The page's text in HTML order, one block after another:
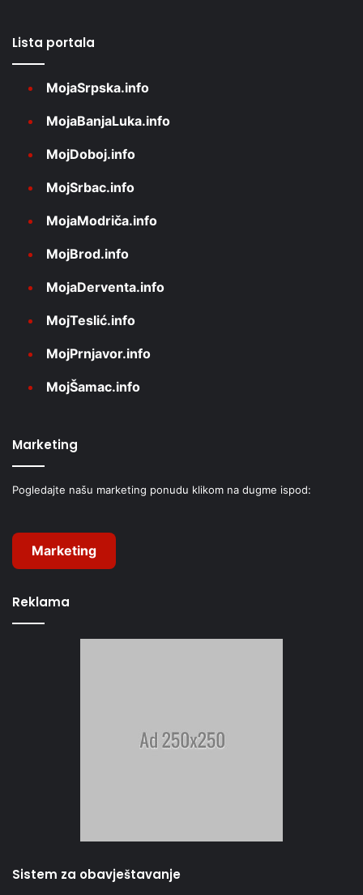
Lista portala
MojaSrpska.info
MojaBanjaLuka.info
MojDoboj.info
MojSrbac.info
MojaModriča.info
MojBrod.info
MojaDerventa.info
MojTeslić.info
MojPrnjavor.info
MojŠamac.info
Marketing
Pogledajte našu marketing ponudu klikom na dugme ispod:
Marketing
Reklama
Sistem za obavještavanje